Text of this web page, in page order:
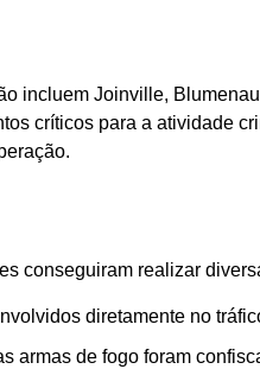
incluem Joinville,
críticos para a atividade
conseguiram realizar
diretamente no
armas de fogo foram